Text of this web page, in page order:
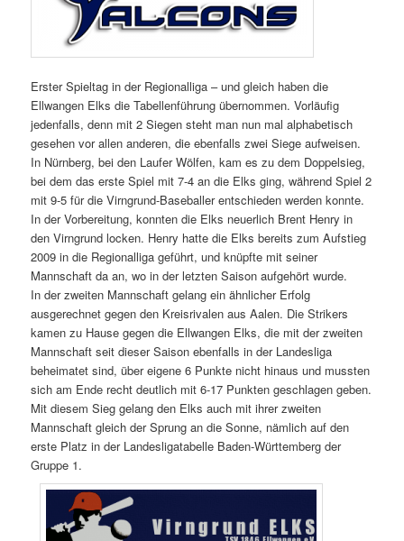
Erster Spieltag in der Regionalliga – und gleich haben die
Ellwangen Elks die Tabellenführung übernommen. Vorläufig
jedenfalls, denn mit 2 Siegen steht man nun mal alphabetisch
gesehen vor allen anderen, die ebenfalls zwei Siege aufweisen.
In Nürnberg, bei den Laufer Wölfen, kam es zu dem Doppelsieg,
bei dem das erste Spiel mit 7-4 an die Elks ging, während Spiel 2
mit 9-5 für die Virngrund-Baseballer entschieden werden konnte.
In der Vorbereitung, konnten die Elks neuerlich Brent Henry in
den Virngrund locken. Henry hatte die Elks bereits zum Aufstieg
2009 in die Regionalliga geführt, und knüpfte mit seiner
Mannschaft da an, wo in der letzten Saison aufgehört wurde.
In der zweiten Mannschaft gelang ein ähnlicher Erfolg
ausgerechnet gegen den Kreisrivalen aus Aalen. Die Strikers
kamen zu Hause gegen die Ellwangen Elks, die mit der zweiten
Mannschaft seit dieser Saison ebenfalls in der Landesliga
beheimatet sind, über eigene 6 Punkte nicht hinaus und mussten
sich am Ende recht deutlich mit 6-17 Punkten geschlagen geben.
Mit diesem Sieg gelang den Elks auch mit ihrer zweiten
Mannschaft gleich der Sprung an die Sonne, nämlich auf den
erste Platz in der Landesligatabelle Baden-Württemberg der
Gruppe 1.